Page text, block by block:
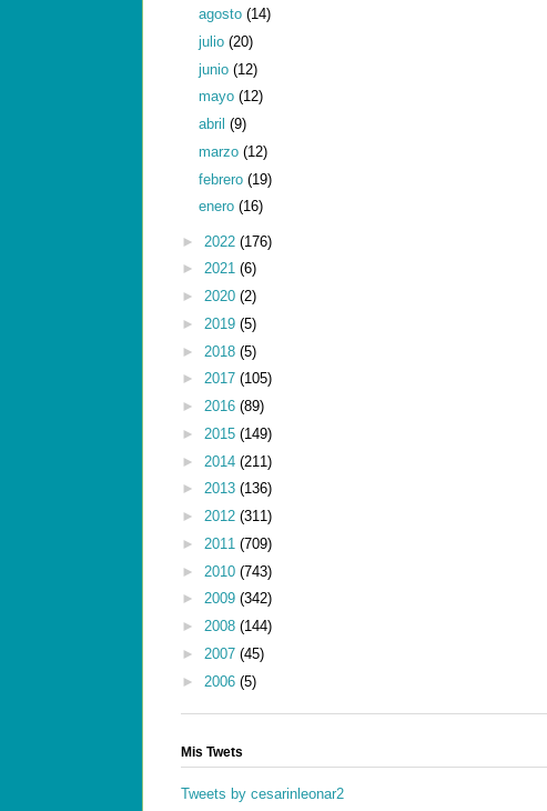
agosto (14)
julio (20)
junio (12)
mayo (12)
abril (9)
marzo (12)
febrero (19)
enero (16)
► 2022 (176)
► 2021 (6)
► 2020 (2)
► 2019 (5)
► 2018 (5)
► 2017 (105)
► 2016 (89)
► 2015 (149)
► 2014 (211)
► 2013 (136)
► 2012 (311)
► 2011 (709)
► 2010 (743)
► 2009 (342)
► 2008 (144)
► 2007 (45)
► 2006 (5)
Mis Twets
Tweets by cesarinleonar2